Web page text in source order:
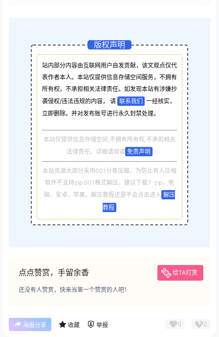
版权声明
站内部分内容由互联网用户自发贡献，该文观点仅代
表作者本人。本站仅提供信息存储空间服务，不拥有
所有权，不承担相关法律责任。如发现本站有涉嫌抄
袭侵权/违法违规的内容， 请 联系我们
一经核实，
立即删除。并对发布账号进行永久封禁处理。
本站仅提供信息存储空间,不拥有所有权,不承担相关
法律责任。详细请阅读 免责声明
本站资源大部分采用001分卷压缩，为防止有人压缩
软件不支持zip.001格式解压，建议下载7-zip，电
脑，安卓，苹果，解压教程还是不会点击进入 解压
教程
点点赞赏，手留余香 给TA打赏
还没有人赞赏，快来当第一个赞赏的人吧！
海报分享 收藏 举报 0 0